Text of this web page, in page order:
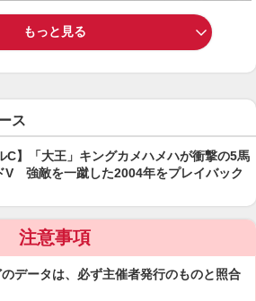
もっと見る
ス
C】「大王」キングカメハメハが衝撃の5馬
V 強敵を一蹴した2004年をプレイバック
注意事項
データは、必ず主催者発行のものと照合